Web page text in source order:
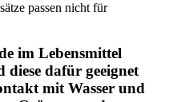
passen nicht für
im Lebensmittel
diese dafür geeignet
mit Wasser und